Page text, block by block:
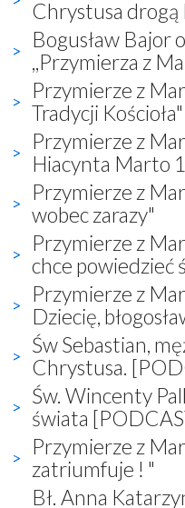
Chrystusa drogą
Bogusław Bajor
,,Przymierza z
Przymierze z
Tradycji Kościoła"
Przymierze z
Hiacynta Marto
Przymierze z
wobec zarazy"
Przymierze z
chce powiedzieć
Przymierze z
Dziecię,
Św Sebastian,
Chrystusa.
Św. Wincenty
świata
Przymierze z
zatriumfuje ! "
Bł. Anna